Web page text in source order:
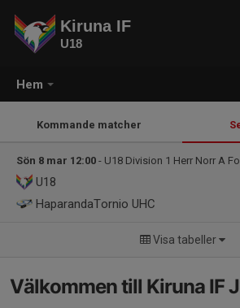
Hem
Kiruna IF
U18
Kommande matcher
Sön 8 mar 12:00 - U18 Division 1 Herr Norr A
U18
HaparandaTornio UHC
Visa tabeller
Välkommen till Kiruna IF